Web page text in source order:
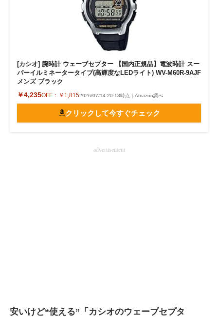
[カシオ] 腕時計 ウェーブセプター 【国内正規品】電波時計 スー
パーイルミネータータイプ(高輝度なLEDライト) WV-M60R-9AJF
メンズ ブラック
￥4,235OFF： ￥1,8152026/07/14 20:18時点｜Amazon調べ
クリックして今すぐチェック
advertisement
安いけど“使える”「カシオのウェーブセプタ